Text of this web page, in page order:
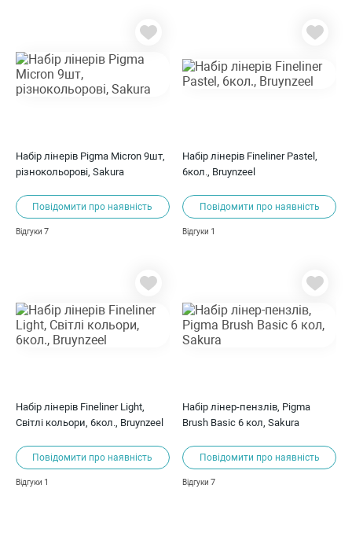
Набір лінерів Pigma Micron 9шт,
різнокольорові, Sakura
Повідомити про наявність
Відгуки 7
Набір лінерів Fineliner Pastel,
6кол., Bruynzeel
Повідомити про наявність
Відгуки 1
Набір лінерів Fineliner Light,
Світлі кольори, 6кол., Bruynzeel
Повідомити про наявність
Відгуки 1
Набір лінер-пензлів, Pigma
Brush Basic 6 кол, Sakura
Повідомити про наявність
Відгуки7